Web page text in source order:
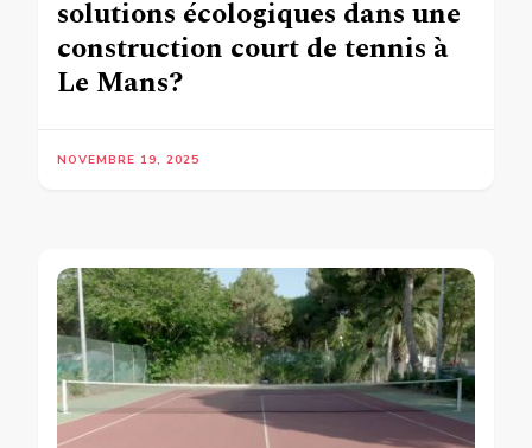
solutions écologiques dans une
construction court de tennis à
Le Mans?
NOVEMBRE 19, 2025